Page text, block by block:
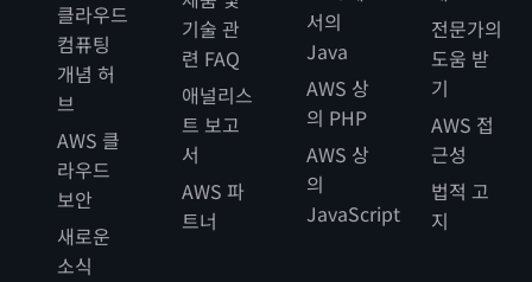
클라우드
컴퓨팅
개념 허
브
AWS 클
라우드
보안
새로운
소식
기술 관
련 FAQ
애널리스
트 보고
서
AWS 파
트너
서의
Java
AWS 상
의 PHP
AWS 상
의
JavaScript
전문가의
도움 받
기
AWS 접
근성
법적 고
지